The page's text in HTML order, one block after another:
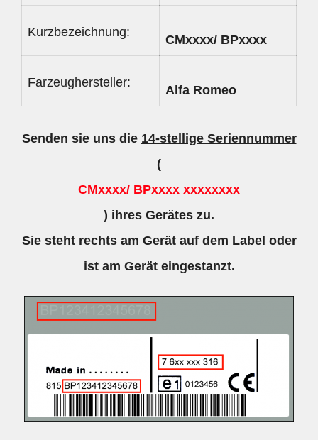
Kurzbezeichnung:
CMxxxx/ BPxxxx
Farzeughersteller:
Alfa Romeo
Senden sie uns die 14-stellige Seriennummer
(
CMxxxx/ BPxxxx xxxxxxxx
) ihres Gerätes zu.
Sie steht rechts am Gerät auf dem Label oder
ist am Gerät eingestanzt.